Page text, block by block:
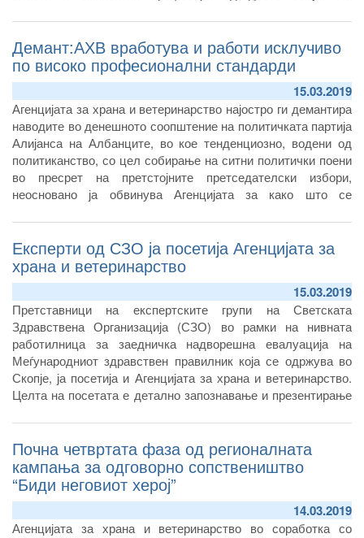
областа на ветеринарната медицина со акцент на најновите
научни достигнувања во справувањето со зоонозите.
Демант:АХВ вработува и работи исклучиво
по високо професионални стандарди
15.03.2019
Агенцијата за храна и ветеринарство најостро ги демантира
наводите во денешното соопштение на политичката партија
Алијанса на Албанците, во кое тенденциозно, водени од
политиканство, со цел собирање на ситни политички поени
во пресрет на претстојните претседателски избори,
неосновано ја обвинува Агенцијата за како што се
на Албанците.
Експерти од СЗО ја посетија Агенцијата за
храна и ветеринарство
15.03.2019
Претставници на експертските групи на Светската
Здравствена Организација (СЗО) во рамки на нивната
работилница за заедничка надворешна евалуација на
Меѓународниот здравствен правилник која се одржува во
Скопје, ја посетија и Агенцијата за храна и ветеринарство.
Целта на посетата е детално запознавање и презентирање
јавното здравство, здравствената заштита на животните,
особено во делот на превентива и контрола на зоонозите,
безбедноста на храна и антимикробната резистенција.
Почна четвртата фаза од регионалната
кампања за одговорно сопствеништво
“Биди неговиот херој”
14.03.2019
Агенцијата за храна и ветеринарство во соработка со